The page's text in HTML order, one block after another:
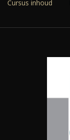
Cursus inhoud